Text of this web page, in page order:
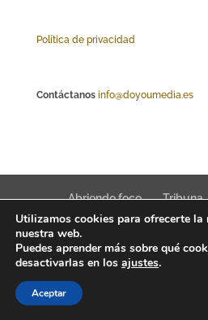
Política de privacidad
Contáctanos info@doyoumedia.es
Abriendo foco Tribuna
Actualidad
Innovación
Interfaz Magazine 2022 © News,
Utilizamos cookies para ofrecerte la
nuestra web.
Puedes aprender más sobre qué
desactivarlas en los ajustes.
Aceptar